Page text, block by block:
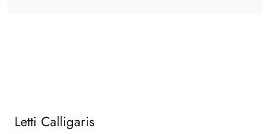
Letti Calligaris